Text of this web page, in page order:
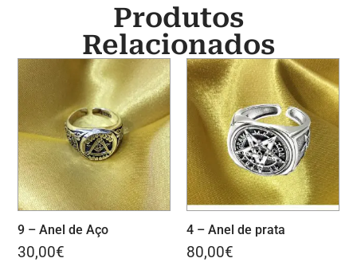
Produtos
Relacionados
9 – Anel de Aço
30,00€
4 – Anel de prata
80,00€